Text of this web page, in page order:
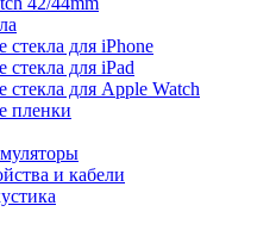
для iPhone
для iPad
стекла для Apple Watch
пленки
и кабели